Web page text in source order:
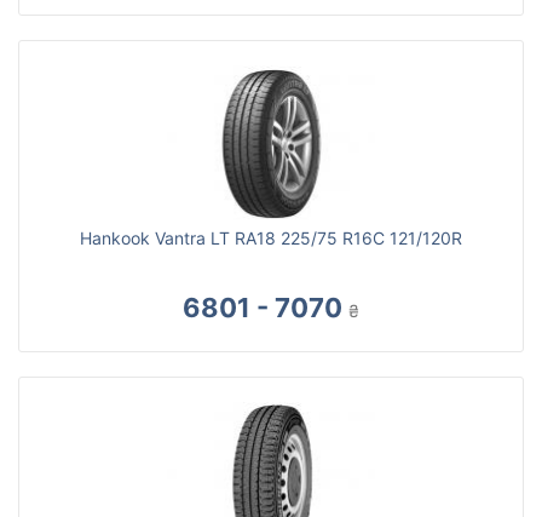
Hankook Vantra LT RA18 225/75 R16C 121/120R
6801 - 7070 ₴